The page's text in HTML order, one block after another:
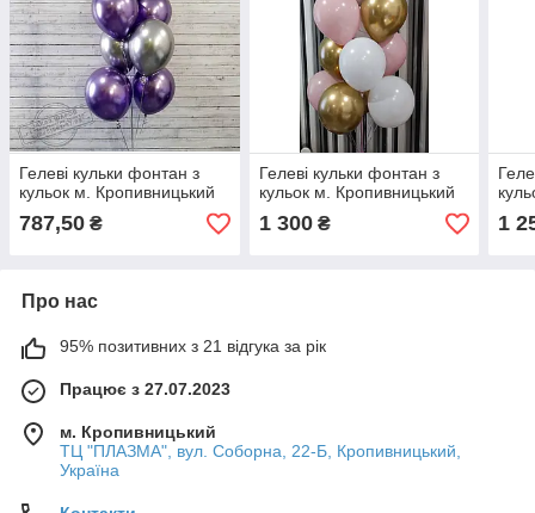
Гелеві кульки фонтан з
кульок м. Кропивницький
787,50 ₴
Гелеві кульки фонтан з
кульок м. Кропивницький
1 300₴ 1
Про нас
95% позитивних з 21 відгука за рік
Працює з 27.07.2023
м. Кропивницький
ТЦ "ПЛАЗМА", вул. Соборна, 22-Б, Кропивницький,
Україна